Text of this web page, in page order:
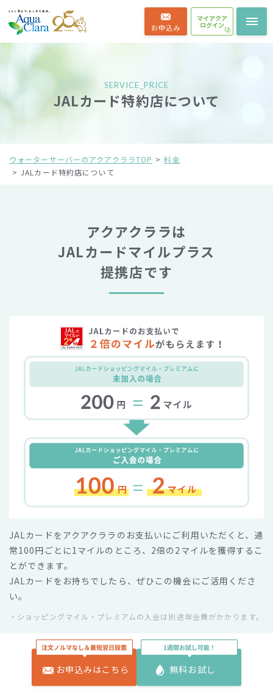
お申込み
マイアクア
ログイン
SERVICE_PRICE
JALカード特約店について
ウォーターサーバーのアクアクララTOP
料金
JALカード特約店について
アクアクララは
JALカードマイルプラス
提携店です
JALカードをアクアクララのお支払いにご利用いただくと、通
常100円ごとに1マイルのところ、2倍の2マイルを獲得するこ
とができます。
JALカードをお持ちでしたら、ぜひこの機会にご活用くださ
い。
・ショッピングマイル・プレミアムの入会は別途年会費がかかります。
対象店舗
全国のアクアクララグループ販売店
お申込みはこちら 無料お試し